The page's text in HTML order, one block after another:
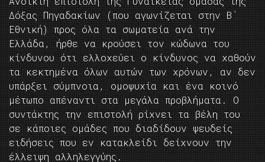
Δόξας Πηγαδακίων (που αγωνίζεται στην Β΄
Εθνική) προς όλα τα σωματεία ανά την
Ελλάδα, ήρθε να κρούσει τον κώδωνα του
κίνδυνου ότι ελλοχεύει ο κίνδυνος να χαθούν
τα κεκτημένα όλων αυτών των χρόνων, αν δεν
υπάρξει σύμπνοια, ομοψυχία και ένα κοινό
μέτωπο απέναντι στα μεγάλα προβλήματα. Ο
συντάκτης την επιστολή ρίχνει τα βέλη του
σε κάποιες ομάδες που διαδίδουν ψευδείς
ειδήσεις που εν κατακλείδι δείχνουν την
έλλειψη αλληλεγγύης.